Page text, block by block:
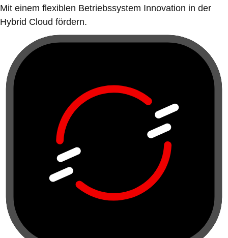
Mit einem flexiblen Betriebssystem Innovation in der
Hybrid Cloud fördern.